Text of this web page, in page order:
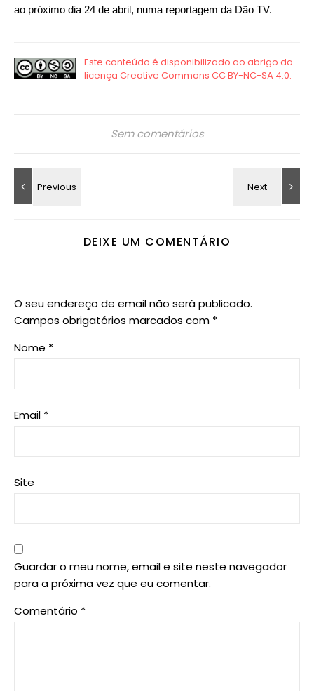
ao próximo dia 24 de abril, numa reportagem da Dão TV.
Sem comentários
DEIXE UM COMENTÁRIO
O seu endereço de email não será publicado.
Campos obrigatórios marcados com *
Nome *
Email *
Site
Guardar o meu nome, email e site neste navegador
para a próxima vez que eu comentar.
Comentário *